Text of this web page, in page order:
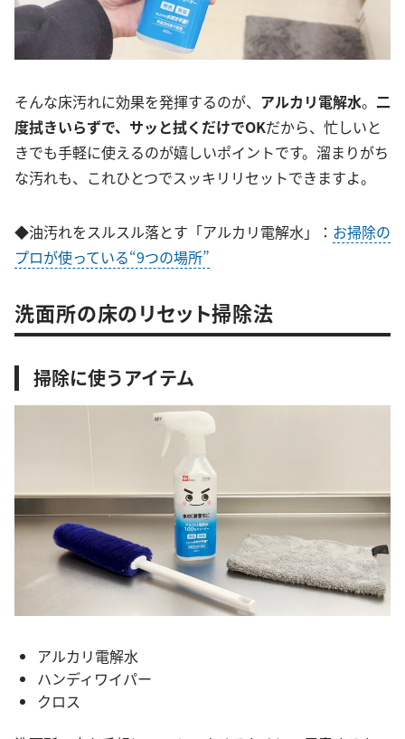
そんな床汚れに効果を発揮するのが、 アルカリ電解水。 二
度拭きいらずで、 サッと拭くだけでOKだから、忙しいと
きでも手軽に使えるのが嬉しいポイントです。溜まりがち
な汚れも、これひとつでスッキリリセットできますよ。
◆油汚れをスルスル落とす「アルカリ電解水」： お掃除の
プロが使っている“9つの場所”
洗面所の床のリセット掃除法
掃除に使うアイテム
アルカリ電解水
ハンディワイパー
クロス